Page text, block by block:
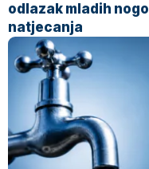
odlazak mladih
natjecanja